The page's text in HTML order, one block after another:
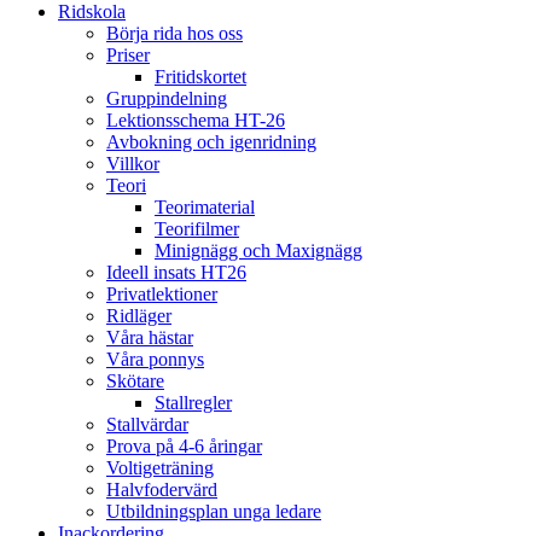
Ridskola
Börja rida hos oss
Priser
Fritidskortet
Gruppindelning
Lektionsschema HT-26
Avbokning och igenridning
Villkor
Teori
Teorimaterial
Teorifilmer
Minignägg och Maxignägg
Ideell insats HT26
Privatlektioner
Ridläger
Våra hästar
Våra ponnys
Skötare
Stallregler
Stallvärdar
Prova på 4-6 åringar
Voltigeträning
Halvfodervärd
Utbildningsplan unga ledare